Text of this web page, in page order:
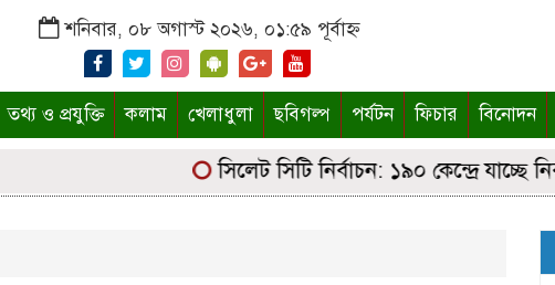
শনিবার, ০৮ অগাস্ট ২০২৬, ০১:৫৯ পূর্বাহ্ন
তথ্য ও প্রযুক্তি কলাম খেলাধুলা ছবিগল্প পর্যটন ফিচার বিনোদন
সিলেট সিটি নির্বাচন: ১৯০ কেন্দ্রে যাচ্ছে